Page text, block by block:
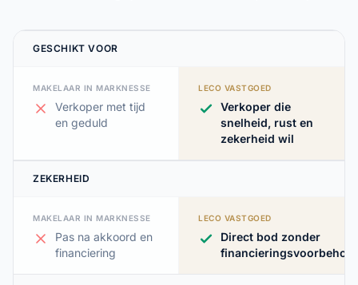
GESCHIKT VOOR
MAKELAAR IN MARKNESSE
Verkoper met tijd
en geduld
LECO VASTGOED
Verkoper die
snelheid, rust en
zekerheid wil
ZEKERHEID
MAKELAAR IN MARKNESSE
Pas na akkoord en
financiering
LECO VASTGOED
Direct bod zonder